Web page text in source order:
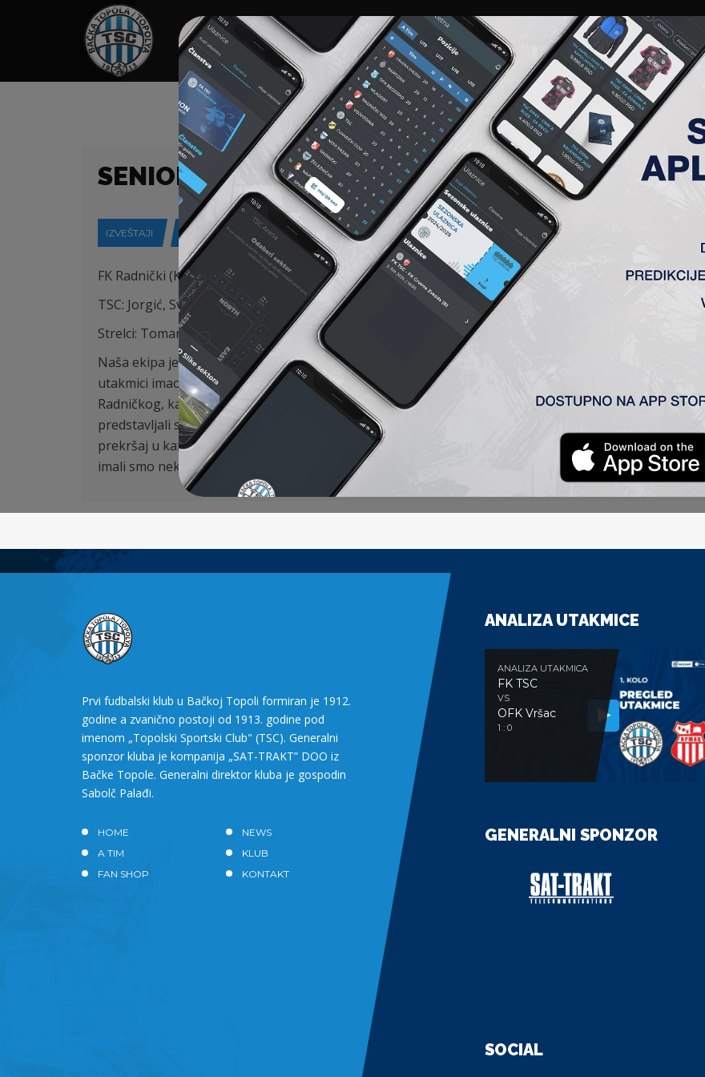
HOME SPONZORI NEWS GALERIJE A TIM ČLANSTVO AKREDITACIJE KLUB
SENIORI – PRVA LIGA „SRBIJA“ – 7. KOLO
IZVEŠTAJI 01-10-2017
FK Radnički (Kragujevac) – FK TSC (Bačka Topola) 2-2 (1-2)
TSC: Jorgić, Svitić, Mezei, Skopljak, Branković, Tomanović, Milićević, Davidov, Tendai (Silađi), Šinkovič
Strelci: Tomanović i Damnjanović.
Naša ekipa je u ovoj utakmici dva puta dolazila u vođstvo, da bi kragujevčani u poslednjoj minuti
utakmici imao je Tendai posle asistencije Davidova, ali je golman domaće ekipe dobro reagovao. U
Radničkog, kada se lopta odbila do Tomanovića, a on je jakim udarcem sa deset metara prosledio u
predstavljali su prekidi, iz kog je i došlo do izjednačenja, kada smo slabo reagovali na ubačenu loptu
prekršaj u kaznenom prostoru kragujevčana nad Davidovih. Dosuđeni kazneni udarac realizovao je
imali smo nekoliko opasnih kontranapada, ali do pogotka su stigli domaći u poslednjem minutu
Prvi fudbalski klub u Bačkoj Topoli formiran je 1912.
godine a zvanično postoji od 1913. godine pod
imenom „Topolski Sportski Club" (TSC). Generalni
sponzor kluba je kompanija „SAT-TRAKT” DOO iz
Bačke Topole. Generalni direktor kluba je gospodin
Sabolč Palađi.
HOME
NEWS
A TIM
KLUB
FAN SHOP
KONTAKT
ANALIZA UTAKMICE
ANALIZA UTAKMICA
FK TSC
VS
OFK Vršac
1 : 0
GENERALNI SPONZOR
SOCIAL